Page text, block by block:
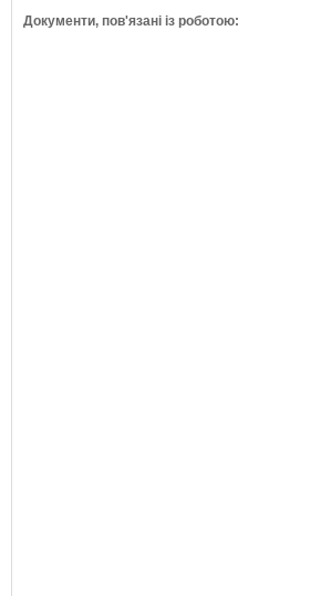
Документи, пов'язані із роботою: